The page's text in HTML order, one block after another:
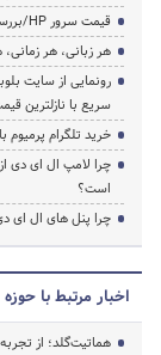
قیمت سرور HP/بررسی و خرید سرور اچ پی
هر زبانی، هر
رونمایی از سایت
سریع با نازلترین
خرید تلگرام پرمیوم
چرا لامپ ال ای دی
است؟
چرا پنل های ال ای
اخبار مرتبط با حوزه